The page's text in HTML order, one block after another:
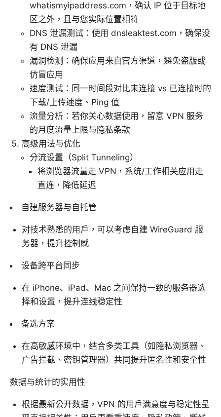
whatismyipaddress.com，确认 IP 位于目标地
区之外，且与您实际位置相符
DNS 泄漏测试：使用 dnsleaktest.com，确保没
有 DNS 泄漏
漏洞检测：确保应用来自官方渠道，避免盗版或
仿冒应用
速度测试：同一时间段对比未连接 vs 已连接时的
下载/上传速度、Ping 值
流量分析：若你关心数据使用，留意 VPN 服务
的月度流量上限与隐私条款
高级用法与优化
分流设置（Split Tunneling）
将浏览器流量走 VPN，系统/工作相关应用走
直连，降低延迟
自建服务器与自托管
对技术熟悉的用户，可以考虑自建 WireGuard 服
务器，提升控制感
设备跨平台同步
在 iPhone、iPad、Mac 之间保持一致的服务器选
择和设置，提升连线稳定性
备选方案
在高敏感环境中，结合多类工具（如隐私浏览器、
广告拦截、密钥管理器）共同提升匿名性和安全性
数据与统计的实用性
根据最新公开数据，VPN 的用户满意度与稳定性呈